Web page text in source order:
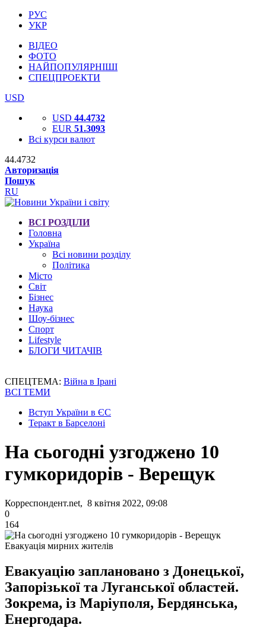
РУС
УКР
ВІДЕО
ФОТО
НАЙПОПУЛЯРНІШІ
СПЕЦПРОЕКТИ
USD
USD 44.4732
EUR 51.3093
Всі курси валют
44.4732
Авторизація
Пошук
RU
ВСІ РОЗДІЛИ
Головна
Україна
Всі новини розділу
Політика
Місто
Світ
Бізнес
Наука
Шоу-бізнес
Спорт
Lifestyle
БЛОГИ ЧИТАЧІВ
СПЕЦТЕМА: Війна в Ірані
ВСІ ТЕМИ
Вступ України в ЄС
Теракт в Барселоні
На сьогодні узгоджено 10
гумкоридорів - Верещук
Корреспондент.net, 8 квітня 2022, 09:08
0
164
Евакуація мирних жителів
Евакуацію заплановано з Донецької,
Запорізької та Луганської областей.
Зокрема, із Маріуполя, Бердянська,
Енергодара.